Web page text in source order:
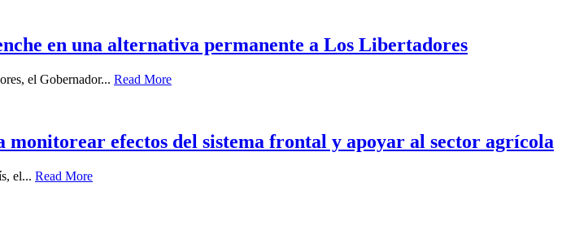
en una alternativa permanente a Los Libertadores
el Gobernador... Read More
efectos del sistema frontal y apoyar al sector agrícola
el... Read More